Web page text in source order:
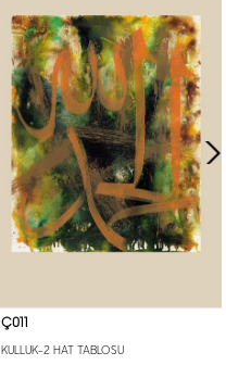
Ç011
KULLUK-2 HAT TABLOSU